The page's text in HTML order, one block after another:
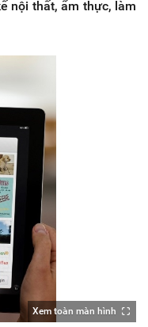
nội thất, ẩm thực, làm
Xem toàn màn hình